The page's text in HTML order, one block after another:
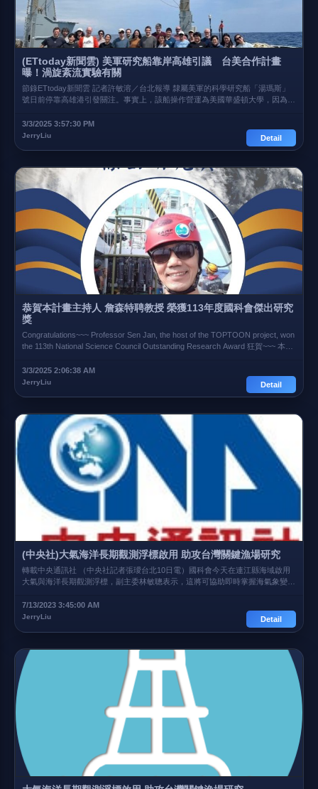
(ETtoday新聞雲) 美軍研究船靠岸高雄引議 台美合作計畫
曝！渦旋紊流實驗有關
節錄ETtoday新聞雲 記者許敏溶／台北報導 隸屬美軍的科學研究船「湯瑪斯」
號日前停靠高雄港引發關注。事實上，該船操作營運為美國華盛頓大學，因為和
公海，透過水下滑翔機編隊，進行渦旋水文、流速、生物及地球化學探測，針對
全球變遷之謎進行研究，希望了解海洋渦旋與氣候變遷關係。 美國華盛頓大學
海洋研究船「湯瑪斯」號（R/V Thomas G. Thompson，總重3095噸、長84公
港，加上離開時碰上中共無預警在屏東外海進行軍演，引發各界關注。 不過，
「湯瑪斯」號其實是來台進行台美科學研究。參與該研究計畫的台大海研所教授
詹森表示，「湯瑪斯」號擁有者為美國海軍，實際操作營運則是美國華盛頓大
學，這次任務是執行美國海軍研究處支持的「第一、二島鏈之間渦旋紊流實驗」
及海洋大學特聘教授蔣國平帶領的國科會中綱計畫-航向藍海，執行兩計畫的國
際聯合研究航次。 ................................ 原文連結
3/3/2025 3:57:30 PM
JerryLiu Detail
恭賀本計畫主持人 詹森特聘教授 榮獲113年度國科會傑出研究
獎
Congratulations~~~ Professor Sen Jan, the host of the TOPTOON project, won
the 113th National Science Council Outstanding Research Award 狂賀~~~ 本
灣大學海洋所 恭賀詹老師網頁 臺灣大學22位獲獎名單
3/3/2025 2:06:38 AM
JerryLiu Detail
(中央社)大氣海洋長期觀測浮標啟用 助攻台灣關鍵漁場研究
轉載中央通訊社 （中央社記者張璦台北10日電）國科會今天在連江縣海域啟用
大氣與海洋長期觀測浮標，副主委林敏聰表示，這將可協助即時掌握海氣象變
及其受環境變動的影響，也尤其重要。 國科會為因應全球氣候變遷影響，防範
海洋環境驟變造成台灣漁業經濟及海洋生態影響，今天由國科會副主委林敏聰、
國立台灣海洋大學校長許泰文、台灣海洋聯盟召集人蔣國平，及國立台灣大學海
浮標。 國科會發布新聞稿指出，連江縣位處台灣海峽西北角靠近中國沿岸一個
很特別的沿岸海域，除受閩江水影響外，也是冬季大陸低溫低鹽沿岸流進入台灣
海峽的必經之地，因此可說是台灣海峽南部澎湖海域低溫寒害預警的前哨站。
國科會表示，這次於當地海域設置海洋定點浮標，除監測該海域氣象及水溫、鹽
度、波浪測量的即時數據，並可以提供長期時間序列觀測，協助台灣海洋生態及
漁業面對氣候變遷所帶來風險，即時提出對應機制。 林敏聰說，運用人工智慧
科技、物聯網與雲端科技等，發展數位化環境監測是國際趨勢，而海洋永續議題
涵蓋的面向非常廣泛，涉及多方的利害關係人，因此需要好的調查數據，提供必
要的資訊，並進行跨界解析，以便為海洋未來做出正確決定。 他指出，這次於
連江縣海域設置浮標除可監控沿岸冷水變化、即時掌握海氣象變化，更可成為探
究全球變遷、海洋暖化的基礎；而浮標產出長期觀測資料，對研究台灣關鍵漁場
及其受環境變動的影響，尤其重要。 國科會表示，這次由連江縣海域出發，預
計持續編織南竿、台灣東北、綠島、蘭嶼、西太平洋海等6個關鍵海域環境及海
7/13/2023 3:45:00 AM
JerryLiu Detail